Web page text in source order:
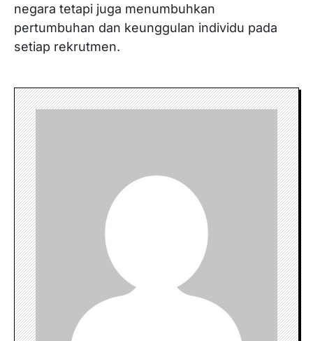
negara tetapi juga menumbuhkan
pertumbuhan dan keunggulan individu pada
setiap rekrutmen.